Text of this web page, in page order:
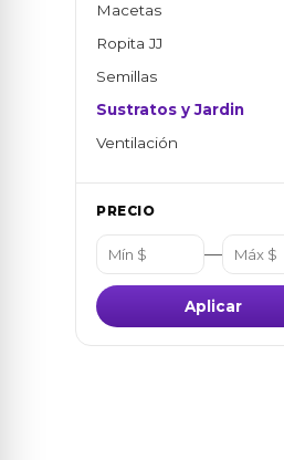
Macetas
Ropita JJ
Semillas
Sustratos y Jardin
Ventilación
PRECIO
—
Aplicar